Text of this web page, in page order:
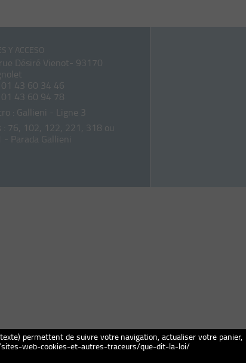
permettent de suivre votre navigation, actualiser votre panier,
sites-web-cookies-et-autres-traceurs/que-dit-la-loi/
Y ACCESO
Désiré Vienot- 93170
01 43 60 34 46
01 43 60 94 78
: Gallieni - Ligne 3
: 76, 102, 122, 221, 318 ou
- Parada Gallieni